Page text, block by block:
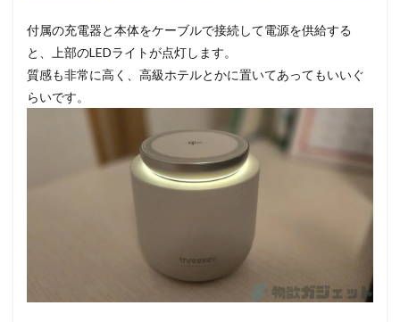
付属の充電器と本体をケーブルで接続して電源を供給する
と、上部のLEDライトが点灯します。
質感も非常に高く、高級ホテルとかに置いてあってもいいぐ
らいです。